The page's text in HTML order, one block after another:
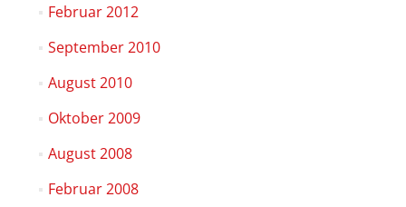
Februar 2012
September 2010
August 2010
Oktober 2009
August 2008
Februar 2008